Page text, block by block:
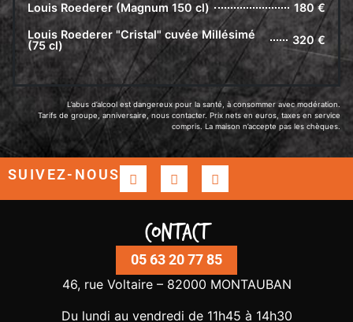
Louis Roederer (Magnum 150 cl)
180 €
Louis Roederer "Cristal" cuvée Millésimé
(75 cl)
320 €
L’abus d’alcool est dangereux pour la santé, à consommer avec modération.
Tarifs de groupe, anniversaire, nous contacter. Prix nets en euros, taxes en service
compris. La maison n’accepte pas les chèques.
SUIVEZ-NOUS
Contact
05 63 20 77 85
46, rue Voltaire – 82000 MONTAUBAN
Du lundi au vendredi de 11h45 à 14h30